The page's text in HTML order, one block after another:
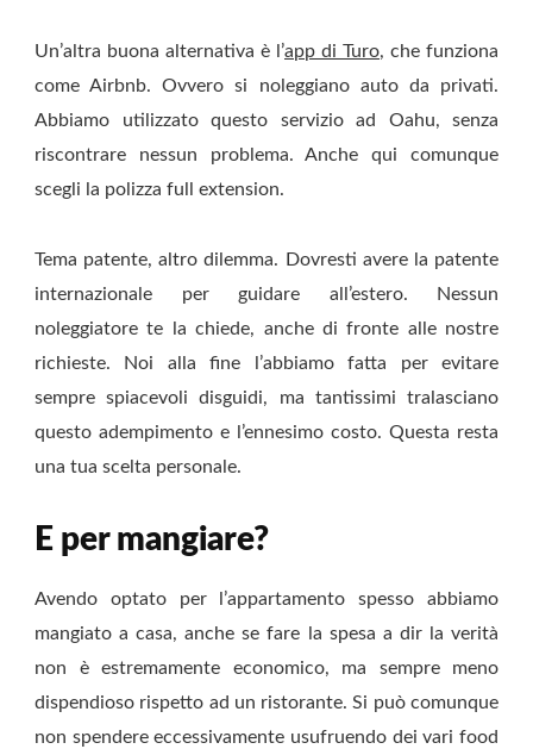
Un’altra buona alternativa è l’app di Turo, che funziona
come Airbnb. Ovvero si noleggiano auto da privati.
Abbiamo utilizzato questo servizio ad Oahu, senza
riscontrare nessun problema. Anche qui comunque
scegli la polizza full extension.
Tema patente, altro dilemma. Dovresti avere la patente
internazionale per guidare all’estero. Nessun
noleggiatore te la chiede, anche di fronte alle nostre
richieste. Noi alla fine l’abbiamo fatta per evitare
sempre spiacevoli disguidi, ma tantissimi tralasciano
questo adempimento e l’ennesimo costo. Questa resta
una tua scelta personale.
E per mangiare?
Avendo optato per l’appartamento spesso abbiamo
mangiato a casa, anche se fare la spesa a dir la verità
non è estremamente economico, ma sempre meno
dispendioso rispetto ad un ristorante. Si può comunque
non spendere eccessivamente usufruendo dei vari food